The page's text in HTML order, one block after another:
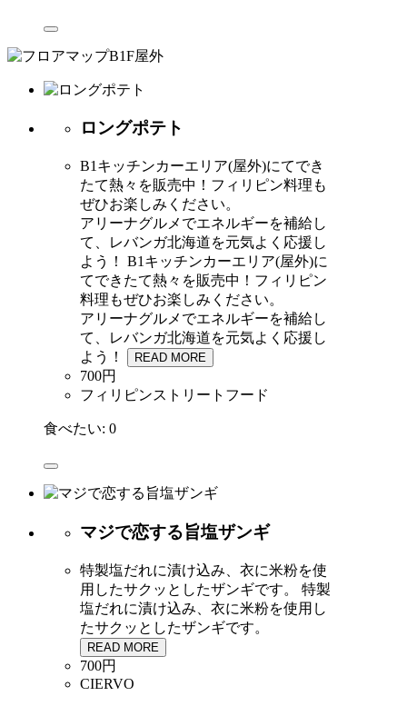
ロングポテト
B1キッチンカーエリア(屋外)にてでき
たて熱々を販売中！フィリピン料理も
ぜひお楽しみください。
アリーナグルメでエネルギーを補給し
て、レバンガ北海道を元気よく応援し
よう！
B1キッチンカーエリア(屋外)に
てできたて熱々を販売中！フィリピン
料理もぜひお楽しみください。
アリーナグルメでエネルギーを補給し
て、レバンガ北海道を元気よく応援し
よう！
READ MORE
700円
フィリピンストリートフード
食べたい: 0
マジで恋する旨塩ザンギ
特製塩だれに漬け込み、衣に米粉を使
用したサクッとしたザンギです。
特製
塩だれに漬け込み、衣に米粉を使用し
たサクッとしたザンギです。
READ MORE
700円
CIERVO